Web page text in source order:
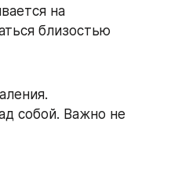
на
близостью
собой. Важно не